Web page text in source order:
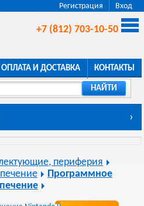
Регистрация Вход
+7 (812) 703-10-50
ОПЛАТА И ДОСТАВКА КОНТАКТЫ
НАЙТИ
›
периферия
Программное